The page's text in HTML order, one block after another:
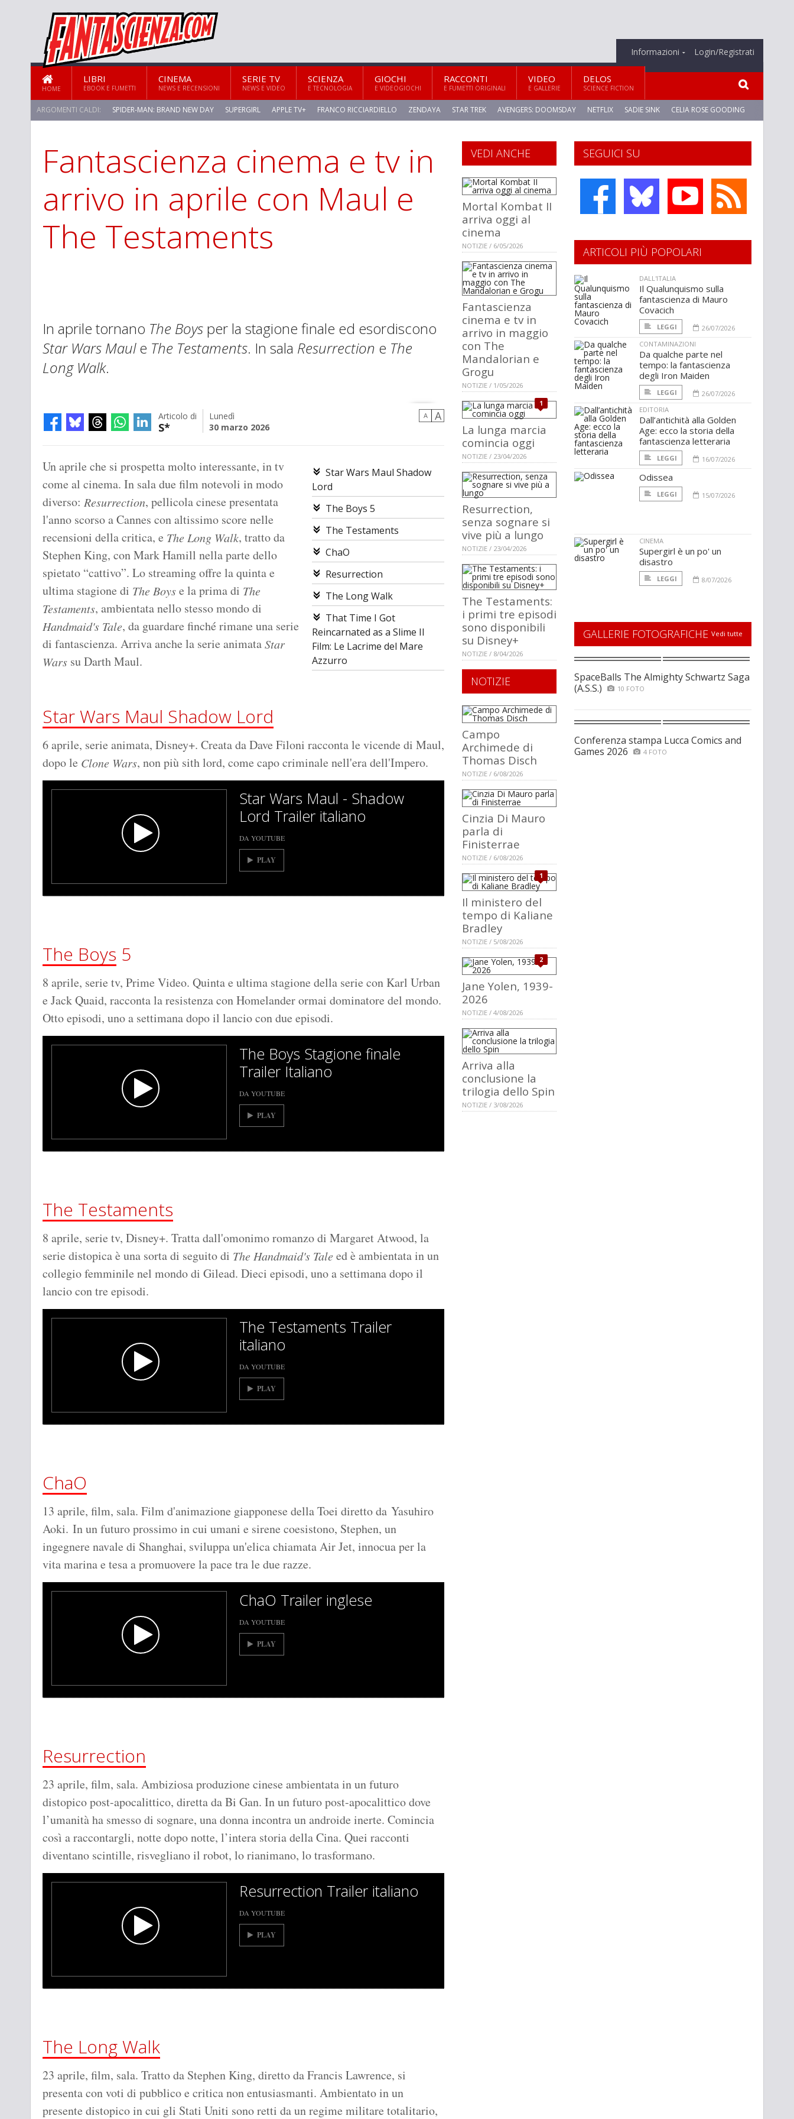
Informazioni Login/Registrati
HOME
LIBRI
EBOOK E FUMETTI
CINEMA
NEWS E RECENSIONI
SERIE TV
NEWS E VIDEO
SCIENZA
E TECNOLOGIA
GIOCHI
E VIDEOGIOCHI
RACCONTI
E FUMETTI ORIGINALI
VIDEO
E GALLERIE
DELOS
SCIENCE FICTION
ARGOMENTI CALDI: SPIDER-MAN: BRAND NEW DAY SUPERGIRL APPLE TV+ FRANCO RICCIARDIELLO ZENDAYA STAR TREK AVENGERS: DOOMSDAY NETFLIX SADIE SINK CELIA ROSE GOODING
Fantascienza cinema e tv in
arrivo in aprile con Maul e
The Testaments
In aprile tornano The Boys per la stagione finale ed esordiscono
Star Wars Maule The Testaments. In sala Resurrection e The
Long Walk.
Articolo di
S*
Lunedì
30 marzo 2026
A A
Star Wars Maul Shadow
Lord
The Boys 5
The Testaments
ChaO
Resurrection
The Long Walk
That Time I Got
Reincarnated as a Slime Il
Film: Le Lacrime del Mare
Azzurro
Un aprile che si prospetta molto interessante, in tv
come al cinema. In sala due film notevoli in modo
diverso: Resurrection, pellicola cinese presentata
l'anno scorso a Cannes con altissimo score nelle
recensioni della critica, e The Long Walk, tratto da
Stephen King, con Mark Hamill nella parte dello
spietato “cattivo”. Lo streaming offre la quinta e
ultima stagione di The Boyse la prima di The
Testaments, ambientata nello stesso mondo di
Handmaid's Tale, da guardare finché rimane una serie
di fantascienza. Arriva anche la serie animataStar
Wars su Darth Maul.
Star Wars Maul Shadow Lord
6 aprile, serie animata, Disney+. Creata da Dave Filoni racconta le vicende di Maul,
dopo le Clone Wars, non più sith lord, come capo criminale nell'era dell'Impero.
Star Wars Maul - Shadow
Lord Trailer italiano
DA YOUTUBE
PLAY
The Boys 5
8 aprile, serie tv, Prime Video. Quinta e ultima stagione della serie con Karl Urban
e Jack Quaid, racconta la resistenza con Homelander ormai dominatore del mondo.
Otto episodi, uno a settimana dopo il lancio con due episodi.
The Boys Stagione finale
Trailer Italiano
DA YOUTUBE
PLAY
The Testaments
8 aprile, serie tv, Disney+. Tratta dall'omonimo romanzo di Margaret Atwood, la
serie distopica è una sorta di seguito di The Handmaid's Tale ed è ambientata in un
collegio femminile nel mondo di Gilead. Dieci episodi, uno a settimana dopo il
lancio con tre episodi.
The Testaments Trailer
italiano
DA YOUTUBE
PLAY
ChaO
13 aprile, film, sala. Film d'animazione giapponese della Toei diretto da Yasuhiro
Aoki. In un futuro prossimo in cui umani e sirene coesistono, Stephen, un
ingegnere navale di Shanghai, sviluppa un'elica chiamata Air Jet, innocua per la
vita marina e tesa a promuovere la pace tra le due razze.
ChaO Trailer inglese
DA YOUTUBE
PLAY
Resurrection
23 aprile, film, sala. Ambiziosa produzione cinese ambientata in un futuro
distopico post-apocalittico, diretta da Bi Gan. In un futuro post-apocalittico dove
l’umanità ha smesso di sognare, una donna incontra un androide inerte. Comincia
così a raccontargli, notte dopo notte, l’intera storia della Cina. Quei racconti
diventano scintille, risvegliano il robot, lo rianimano, lo trasformano.
Resurrection Trailer italiano
DA YOUTUBE
PLAY
The Long Walk
23 aprile, film, sala. Tratto da Stephen King, diretto da Francis Lawrence, si
presenta con voti di pubblico e critica non entusiasmanti. Ambientato in un
presente distopico in cui gli Stati Uniti sono retti da un regime militare totalitario,
SEGUICI SU
VEDI ANCHE
Mortal Kombat II
arriva oggi al
cinema
NOTIZIE / 6/05/2026
Fantascienza
cinema e tv in
arrivo in maggio
con The
Mandalorian e
Grogu
NOTIZIE / 1/05/2026
1
La lunga marcia
comincia oggi
NOTIZIE / 23/04/2026
Resurrection,
senza sognare si
vive più a lungo
NOTIZIE / 23/04/2026
The Testaments:
i primi tre episodi
sono disponibili
su Disney+
NOTIZIE / 8/04/2026
NOTIZIE
Campo
Archimede di
Thomas Disch
NOTIZIE / 6/08/2026
Cinzia Di Mauro
parla di
Finisterrae
NOTIZIE / 6/08/2026
1
Il ministero del
tempo di Kaliane
Bradley
NOTIZIE / 5/08/2026
2
Jane Yolen, 1939-
2026
NOTIZIE / 4/08/2026
Arriva alla
conclusione la
trilogia dello Spin
NOTIZIE / 3/08/2026
ARTICOLI PIÙ POPOLARI
DALL'ITALIA
Il Qualunquismo sulla
fantascienza di Mauro
Covacich
LEGGI
26/07/2026
CONTAMINAZIONI
Da qualche parte nel
tempo: la fantascienza
degli Iron Maiden
LEGGI
26/07/2026
EDITORIA
Dall’antichità alla Golden
Age: ecco la storia della
fantascienza letteraria
LEGGI 16/07/2026
Odissea
LEGGI 15/07/2026
CINEMA
Supergirl è un po' un
disastro
LEGGI 8/07/2026
GALLERIE FOTOGRAFICHE Vedi tutte
SpaceBalls The Almighty Schwartz Saga
(A.S.S.)
10 FOTO
Conferenza stampa Lucca Comics and
Games 2026
4 FOTO